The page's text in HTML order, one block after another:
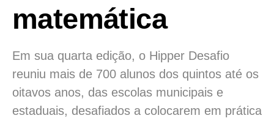
matemática
Em sua quarta edição, o Hipper Desafio
reuniu mais de 700 alunos dos quintos até os
oitavos anos, das escolas municipais e
estaduais, desafiados a colocarem em prática